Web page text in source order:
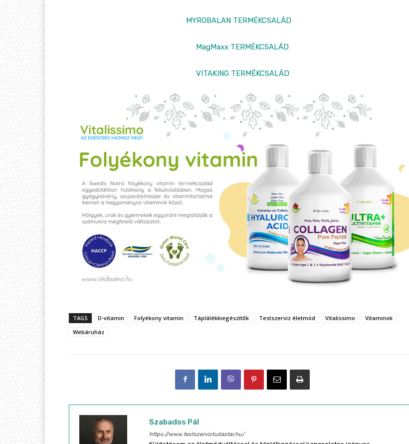
MYROBALAN TERMÉKCSALÁD
MagMaxx TERMÉKCSALÁD
VITAKING TERMÉKCSALÁD
TAGS D-vitamin Folyékony vitamin Táplálékkiegészítők Testszerviz életmód Vitalissimo
Vitaminok
Webáruház
Szabados Pál
https://www.testszerviztudastar.hu/